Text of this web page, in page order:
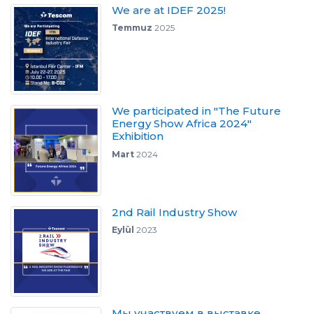
We are at IDEF 2025!
Temmuz 2025
We participated in "The Future
Energy Show Africa 2024"
Exhibition
Mart2024
2nd Rail Industry Show
Eylül 2023